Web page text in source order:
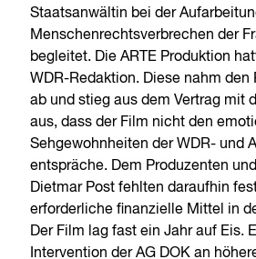
Staatsanwältin bei der
Menschenrechtsverbrechen der
begleitet. Die ARTE Produktion
WDR-Redaktion. Diese nahm
ab und stieg aus dem Vertrag mit
aus, dass der Film nicht den
Sehgewohnheiten der WDR- und
entspräche. Dem Produzenten
Dietmar Post fehlten daraufhin
erforderliche finanzielle Mittel in
Der Film lag fast ein Jahr auf Eis.
Intervention der AG DOK an